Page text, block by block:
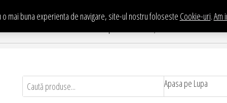
o mai buna experienta de navigare, site-ul nostru foloseste Cookie-uri.Am
Te asteptam in Showroom eHuse.ro
Apasa pe Lupa